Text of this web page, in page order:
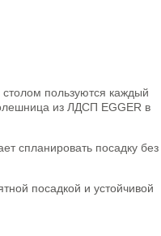
пользуются каждый
из ЛДСП EGGER в
спланировать посадку без
посадкой и устойчивой